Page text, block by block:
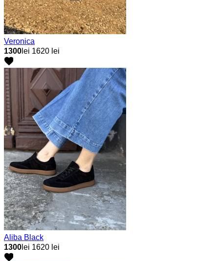
Veronica
1300 lei 1620 lei
Aliba Black
1300 lei 1620 lei